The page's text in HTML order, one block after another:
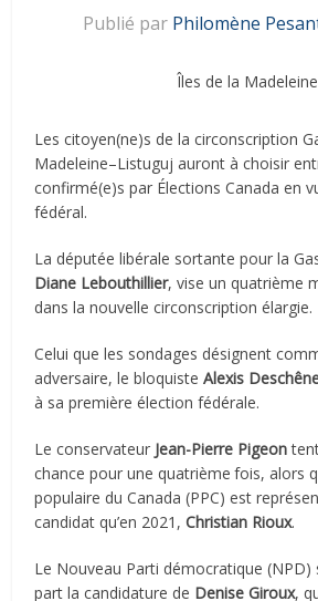
Publié par Philomène
Îles de la Madeleine
Les citoyen(ne)s de la circonscription
Madeleine–Listuguj auront à choisir
confirmé(e)s par Élections Canada en
fédéral.
La députée libérale sortante pour la
Diane Lebouthillier, vise un quatrième
dans la nouvelle circonscription élargie.
Celui que les sondages désignent
adversaire, le bloquisteAlexis
à sa première élection fédérale.
Le conservateur Jean-Pierre Pigeon
chance pour une quatrième fois, alors
populaire du Canada (PPC) est
candidat qu’en 2021,Christian Rioux.
Le Nouveau Parti démocratique
part la candidature de Denise Giroux,